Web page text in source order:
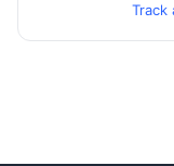
Track